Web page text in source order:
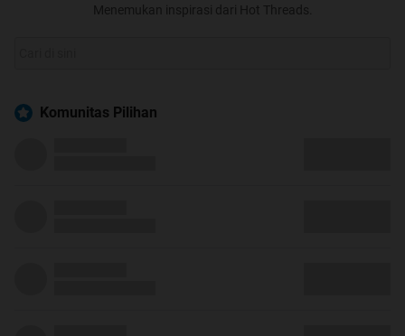
Menemukan inspirasi dari Hot Threads.
Komunitas Pilihan